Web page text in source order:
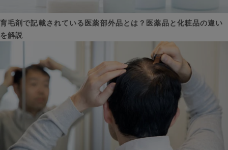
育毛剤で記載されている医薬部外品とは？医薬品と化粧品の違い
を解説